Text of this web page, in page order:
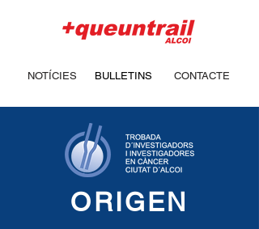
CONTACTE
BULLETINS
NOTÍCIES
ORIGEN